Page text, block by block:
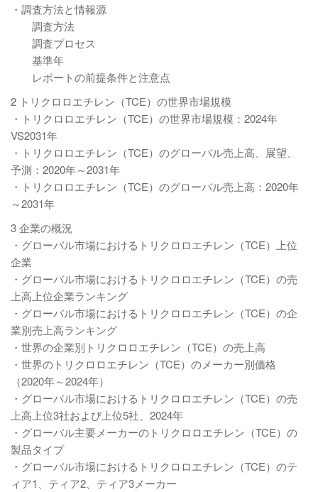
・調査方法と情報源
調査方法
調査プロセス
基準年
レポートの前提条件と注意点
2 トリクロロエチレン（TCE）の世界市場規模
・トリクロロエチレン（TCE）の世界市場規模：2024年
VS2031年
・トリクロロエチレン（TCE）のグローバル売上高、展望、
予測：2020年～2031年
・トリクロロエチレン（TCE）のグローバル売上高：2020年
～2031年
3 企業の概況
・グローバル市場におけるトリクロロエチレン（TCE）上位
企業
・グローバル市場におけるトリクロロエチレン（TCE）の売
上高上位企業ランキング
・グローバル市場におけるトリクロロエチレン（TCE）の企
業別売上高ランキング
・世界の企業別トリクロロエチレン（TCE）の売上高
・世界のトリクロロエチレン（TCE）のメーカー別価格
（2020年～2024年）
・グローバル市場におけるトリクロロエチレン（TCE）の売
上高上位3社および上位5社、2024年
・グローバル主要メーカーのトリクロロエチレン（TCE）の
製品タイプ
・グローバル市場におけるトリクロロエチレン（TCE）のテ
ィア1、ティア2、ティア3メーカー